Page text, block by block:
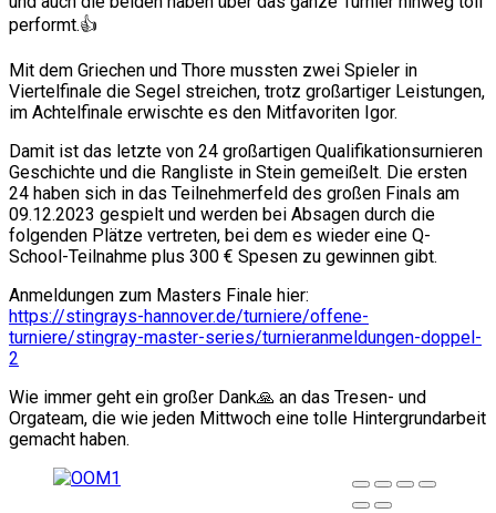
performt.👍
Mit dem Griechen und Thore mussten zwei Spieler in
Viertelfinale die Segel streichen, trotz großartiger Leistungen,
im Achtelfinale erwischte es den Mitfavoriten Igor.
Damit ist das letzte von 24 großartigen Qualifikationsurnieren
Geschichte und die Rangliste in Stein gemeißelt. Die ersten
24 haben sich in das Teilnehmerfeld des großen Finals am
09.12.2023 gespielt und werden bei Absagen durch die
folgenden Plätze vertreten, bei dem es wieder eine Q-
School-Teilnahme plus 300 € Spesen zu gewinnen gibt.
Anmeldungen zum Masters Finale hier:
https://stingrays-hannover.de/turniere/offene-
turniere/stingray-master-series/turnieranmeldungen-doppel-
2
Wie immer geht ein großer Dank🙏 an das Tresen- und
Orgateam, die wie jeden Mittwoch eine tolle Hintergrundarbeit
gemacht haben.